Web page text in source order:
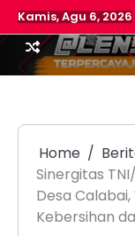
Skip
to
content
Kamis, Agu 6, 2026
Home
Sinergitas
Desa
Kebersihan